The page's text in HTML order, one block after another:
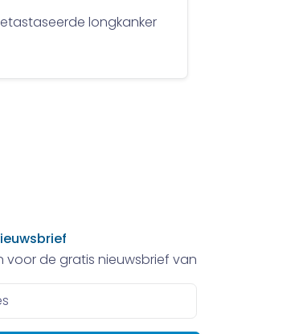
longkanker
voor de gratis nieuwsbrief van